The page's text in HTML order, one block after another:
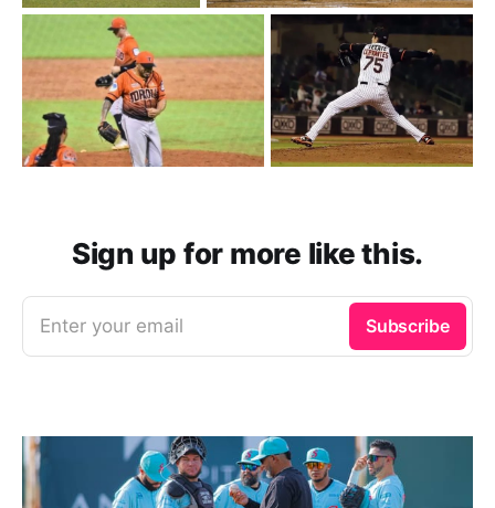
Sign up for more like this.
Enter your email Subscribe